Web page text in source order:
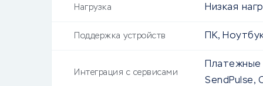
Нагрузка Низкая
Поддержка устройств ПК,
Интеграция с сервисами
SendPulse,